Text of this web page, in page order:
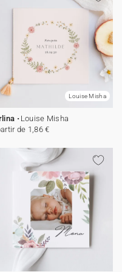
Louise Misha
Louise Misha
de 1,86 €